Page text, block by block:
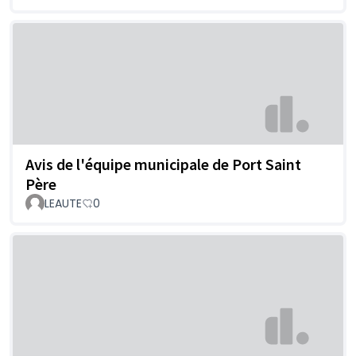
Avis de l'équipe municipale de Port Saint
Père
LEAUTE 0